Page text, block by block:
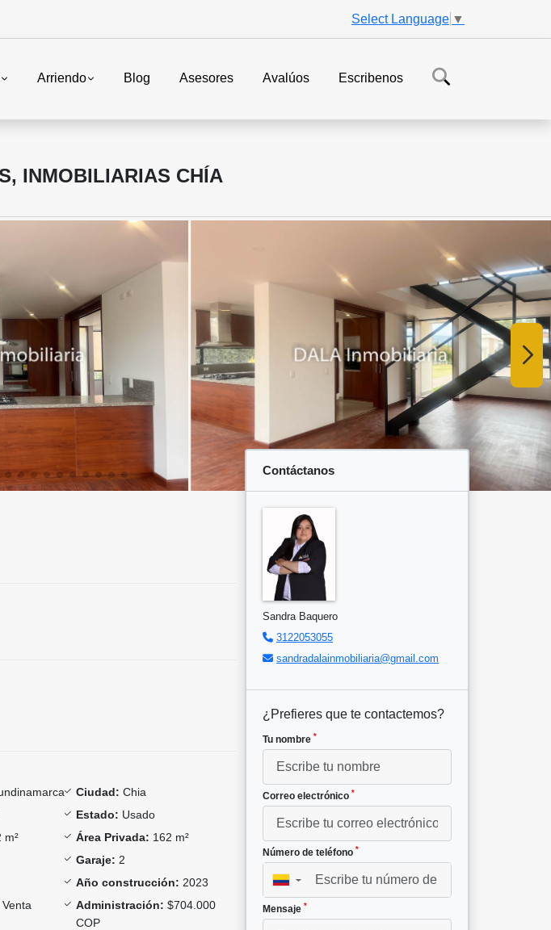
Select Language ▼
Arriendo Blog Asesores Avalúos Escribenos
INMOBILIARIAS CHÍA
Ciudad: Chia
Estado: Usado
m² Área Privada: 162 m²
Garaje: 2
Año construcción: 2023
Venta Administración: $704.000
COP
Contáctanos
Sandra Baquero
3122053055
sandradalainmobiliaria@gmail.com
¿Prefieres que te contactemos?
Tu nombre *
Correo electrónico *
Número de teléfono *
▼
Mensaje *